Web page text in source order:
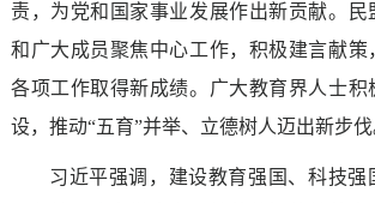
责，为党和国家事业发展作出新贡献。民
和广大成员聚焦中心工作，积极建言献策
各项工作取得新成绩。广大教育界人士积
设，推动“五育”并举、立德树人迈出新步伐
习近平强调，建设教育强国、科技强